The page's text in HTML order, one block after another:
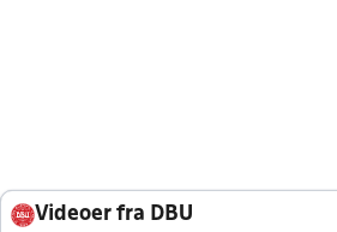
Videoer fra DBU